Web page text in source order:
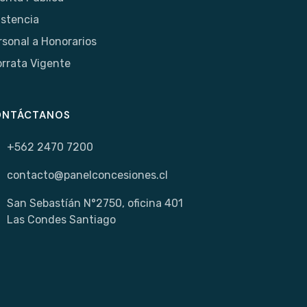
a Honorarios
Vigente
+562 2470 7200
contacto@panelconcesiones.cl
San Sebastíán N°2750, oficina 401
Las Condes Santiago